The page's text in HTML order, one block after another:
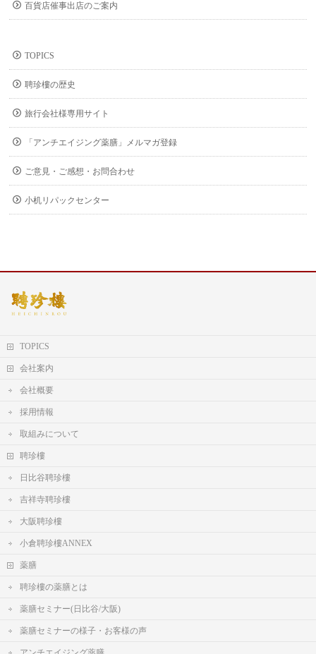
百貨店催事出店のご案内
TOPICS
聘珍樓の歴史
旅行会社様専用サイト
「アンチエイジング薬膳」メルマガ登録
ご意見・ご感想・お問合わせ
小机リパックセンター
TOPICS
会社案内
会社概要
採用情報
取組みについて
聘珍樓
日比谷聘珍樓
吉祥寺聘珍樓
大阪聘珍樓
小倉聘珍樓ANNEX
薬膳
聘珍樓の薬膳とは
薬膳セミナー(日比谷/大阪)
薬膳セミナーの様子・お客様の声